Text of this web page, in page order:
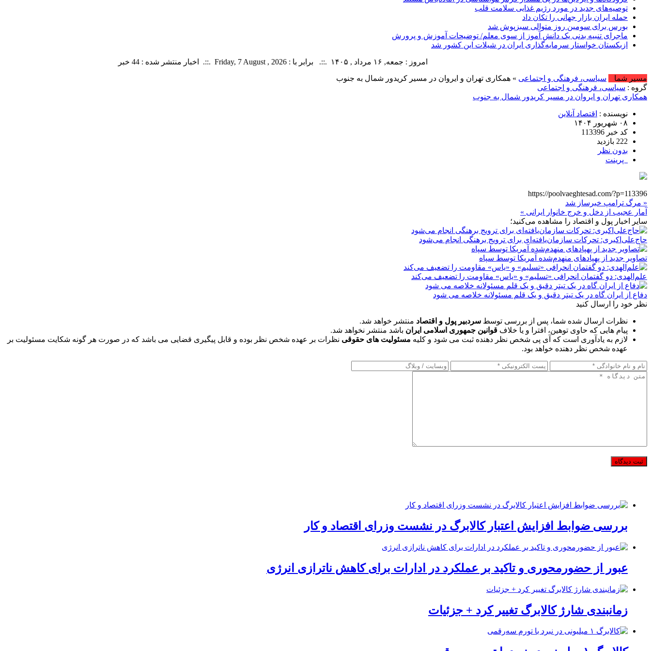
توصیه‌های جدید در مورد رژیم غذایی سلامت قلب
حمله ایران بازار جهانی را تکان داد
بورس برای سومین روز متوالی سبزپوش شد
ماجرای تنبیه بدنی یک دانش آموز از سوی معلم/ توضیحات آموزش و پرورش
ازبکستان خواستار سرمایه‌گذاری ایران در شیلات این کشور شد
امروز : جمعه, ۱۶ مرداد , ۱۴۰۵ .::. برابر با : Friday, 7 August , 2026 .::. اخبار منتشر شده : 44 خبر
مسیر شما
سیاسی، فرهنگی و اجتماعی » همکاری تهران و ایروان در مسیر کریدور شمال به جنوب
گروه : سیاسی، فرهنگی و اجتماعی
همکاری تهران و ایروان در مسیر کریدور شمال به جنوب
نویسنده : اقتصاد آنلاین
۰۸ شهریور ۱۴۰۴
کد خبر 113396
222 بازدید
بدون نظر
پرینت
https://poolvaeghtesad.com/?p=113396
« مرگ ترامپ خبرساز شد
آمار عجیب از دخل و خرج خانوار ایرانی »
سایر اخبار پول و اقتصاد را مشاهده می‌کنید؛
حاج‌علی‌اکبری: تحرکات سازمان‌یافته‌ای برای ترویج برهنگی انجام می‌شود
تصاویر جدید از پهپادهای منهدم‌شده آمریکا توسط سپاه
علم‌الهدی: دو گفتمان انحرافی «تسلیم» و «یاس» مقاومت را تضعیف می‌کند
دفاع از ایران گاه در یک تیتر دقیق و یک قلم مسئولانه خلاصه می شود
نظر خود را ارسال کنید
نظرات ارسال شده شما، پس از بررسی توسط سردبیر پول و اقتصاد منتشر خواهد شد.
پیام هایی که حاوی توهین، افترا و یا خلاف قوانین جمهوری اسلامی ایران باشد منتشر نخواهد شد.
لازم به یادآوری است که آی پی شخص نظر دهنده ثبت می شود و کلیه مسئولیت های حقوقی نظرات بر عهده شخص نظر بوده و قابل پیگیری قضایی می باشد که در صورت هر گونه شکایت مسئولیت بر
عهده شخص نظر دهنده خواهد بود.
بررسی ضوابط افزایش اعتبار کالابرگ در نشست وزرای اقتصاد و کار
عبور از حضورمحوری و تاکید بر عملکرد در ادارات برای کاهش ناترازی انرژی
زمانبندی شارژ کالابرگ تغییر کرد + جزئیات